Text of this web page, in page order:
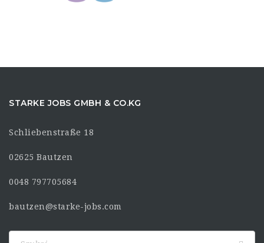
STARKE JOBS GMBH & CO.KG
Schliebenstraße 18
02625 Bautzen
0048 797705684
bautzen@starke-jobs.com